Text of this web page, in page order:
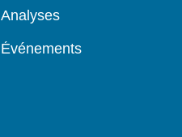
Analyses
Événements